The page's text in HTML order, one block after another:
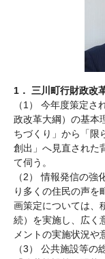
1． 三川町行財政改
（1） 今年度策定
政改革大綱）の基本
ちづくり」から「限
創出」へ見直された
て伺う。
（2） 情報発信の強
り多くの住民の声を
画策定については、
続）を実施し、広く
メントの実施状況や
（3） 公共施設等